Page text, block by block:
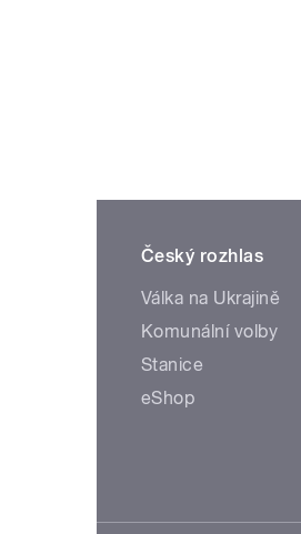
Český rozhlas
Válka na Ukrajině
Komunální volby
Stanice
eShop